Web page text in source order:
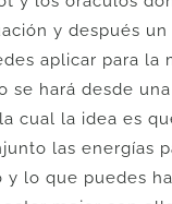
y después
aplicar para la
se hará desde
cual la idea es
las energías
y lo que puedes